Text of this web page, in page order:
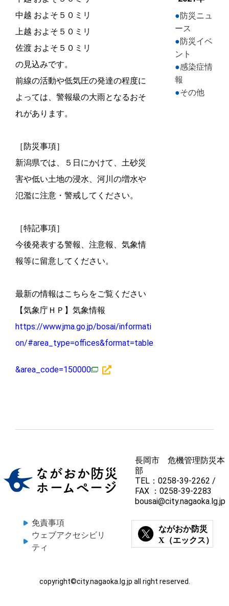
中越 およそ５０ミリ
上越 およそ５０ミリ
佐渡 およそ５０ミリ
の見込みです。
前線の活動や低気圧の発達の程度に
よっては、警報級の大雨となるおそ
れがあります。
［防災事項］
新潟県では、５日にかけて、土砂災
害や低い土地の浸水、河川の増水や
氾濫に注意・警戒してください。
［特記事項］
今後発表する警報、注意報、気象情
報等に留意してください。
最新の情報はこちらをご覧ください
【気象庁ＨＰ】気象情報
https://www.jma.go.jp/bosai/informati
on/#area_type=offices&format=table
&area_code=150000
防災ニュ
ース
防災イベ
ント
感染症情
報
その他
長岡市 危機管理防災本
部
TEL：0258-39-2262 /
FAX ：0258-39-2283
bousai@city.nagaoka.lg.jp
免責事項
ウェブアクセシビリ
ティ
copyright©city.nagaoka.lg.jp all right reserved.